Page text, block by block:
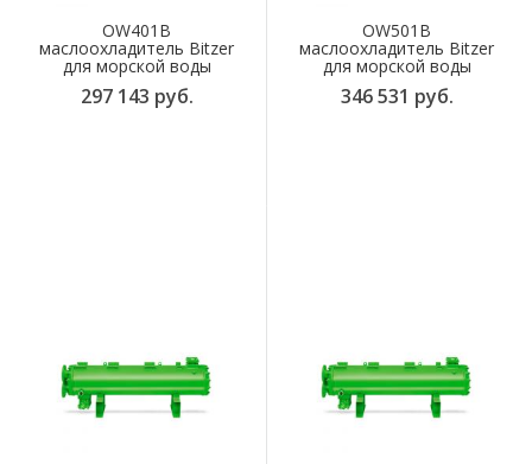
OW401B
маслоохладитель Bitzer
для морской воды
297 143 руб.
OW501B
маслоохладитель Bitzer
для морской воды
346 531 руб.